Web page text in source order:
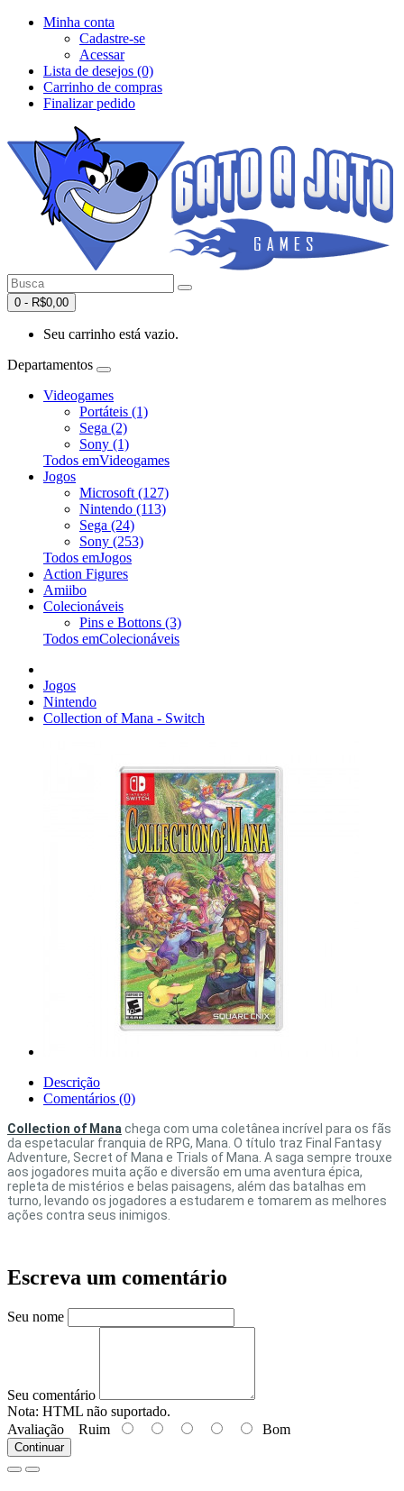
Minha conta
Cadastre-se
Acessar
Lista de desejos (0)
Carrinho de compras
Finalizar pedido
0 - R$0,00
Seu carrinho está vazio.
Departamentos
Videogames
Portáteis (1)
Sega (2)
Sony (1)
Todos emVideogames
Jogos
Microsoft (127)
Nintendo (113)
Sega (24)
Sony (253)
Todos emJogos
Action Figures
Amiibo
Colecionáveis
Pins e Bottons (3)
Todos emColecionáveis
Jogos
Nintendo
Collection of Mana - Switch
Descrição
Comentários (0)
Collection of Mana chega com uma coletânea incrível para os fãs
da espetacular franquia de RPG, Mana. O título traz Final Fantasy
Adventure, Secret of Mana e Trials of Mana. A saga sempre trouxe
aos jogadores muita ação e diversão em uma aventura épica,
repleta de mistérios e belas paisagens, além das batalhas em
turno, levando os jogadores a estudarem e tomarem as melhores
ações contra seus inimigos.
Escreva um comentário
Seu nome
Seu comentário
Nota: HTML não suportado.
Avaliação Ruim Bom
Continuar